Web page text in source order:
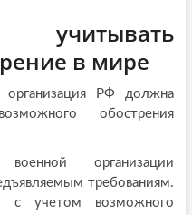
в мире
РФ должна
обострения
организации
требованиям.
с учетом возможного